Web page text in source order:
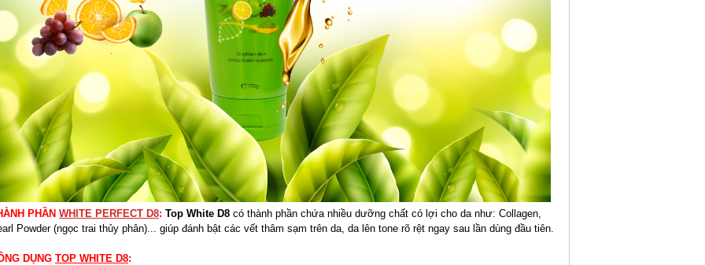
PHẦN WHITE PERFECT D8: Top White D8 có thành phần chứa nhiều dưỡng chất có lợi cho da như: Collagen,
Powder (ngọc trai thủy phân)... giúp đánh bật các vết thâm sạm trên da, da lên tone rõ rệt ngay sau lần dùng đầu tiên.
DỤNG TOP WHITE D8: